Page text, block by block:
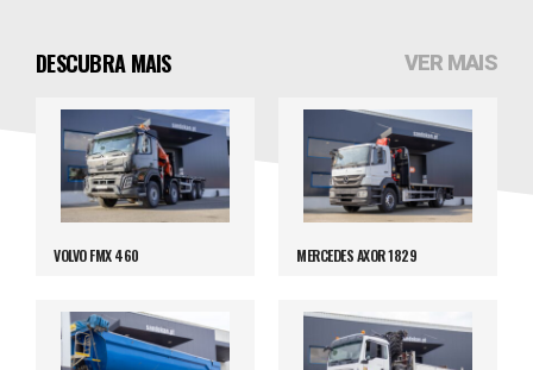
DESCUBRA MAIS VER MAIS
VOLVO FMX 460 MERCEDES AXOR 1829